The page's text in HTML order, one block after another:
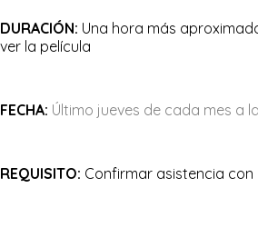
DURACIÓN: Una hora más
ver la película
FECHA: Último jueves de cada mes a
REQUISITO: Confirmar asistencia